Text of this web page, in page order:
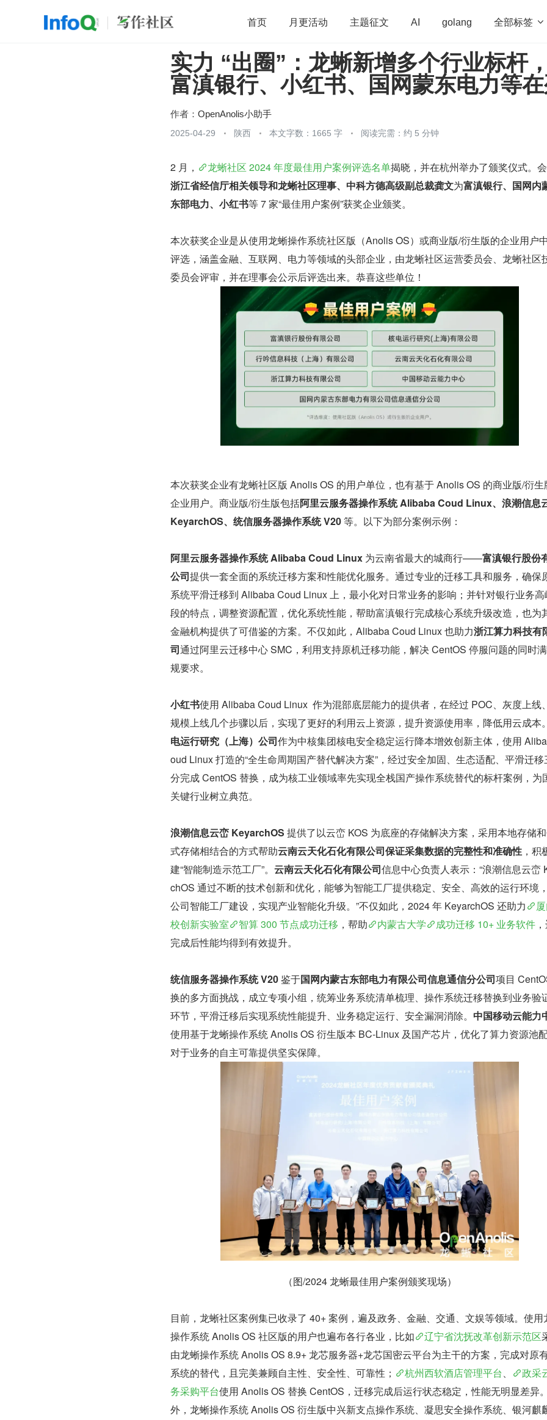
首页 月更活动 主题征文 AI golang 全部标签 
开源 架构 OpenHarmony 算法 学习方法 Web3.0
团队管理 程序员 运维 深度思考 低代码 redis
实力 “出圈”：龙蜥新增多个行业标杆，
富滇银行、小红书、国网蒙东电力等在
作者： OpenAnolis小助手
2025-04-29 陕西 本文字数：1665 字 阅读完需：约 5 分钟
2 月， 龙蜥社区 2024 年度最佳用户案例评选名单揭晓，并在杭州举办了颁奖仪式。会
浙江省经信厅相关领导和龙蜥社区理事、中科方德高级副总裁龚文为富滇银行、国网内
东部电力、小红书等 7 家“最佳用户案例”获奖企业颁奖。
本次获奖企业是从使用龙蜥操作系统社区版（Anolis OS）或商业版/衍生版的企业用户
评选，涵盖金融、互联网、电力等领域的头部企业，由龙蜥社区运营委员会、龙蜥社区
委员会评审，并在理事会公示后评选出来。恭喜这些单位！
本次获奖企业有龙蜥社区版 Anolis OS 的用户单位，也有基于 Anolis OS 的商业版/衍生
企业用户。商业版/衍生版包括阿里云服务器操作系统 Alibaba Coud Linux、浪潮信息
KeyarchOS、统信服务器操作系统 V20 等。以下为部分案例示例：
阿里云服务器操作系统 Alibaba Coud Linux 为云南省最大的城商行——富滇银行股份
公司提供一套全面的系统迁移方案和性能优化服务。通过专业的迁移工具和服务，确保
系统平滑迁移到 Alibaba Coud Linux 上，最小化对日常业务的影响；并针对银行业务
段的特点，调整资源配置，优化系统性能，帮助富滇银行完成核心系统升级改造，也为
金融机构提供了可借鉴的方案。不仅如此，Alibaba Coud Linux 也助力浙江算力科技有
司通过阿里云迁移中心 SMC，利用支持原机迁移功能，解决 CentOS 停服问题的同时
规要求。
小红书使用 Alibaba Coud Linux  作为混部底层能力的提供者，在经过 POC、灰度上线
规模上线几个步骤以后，实现了更好的利用云上资源，提升资源使用率，降低用云成本。
电运行研究（上海）公司作为中核集团核电安全稳定运行降本增效创新主体，使用
oud Linux 打造的“全生命周期国产替代解决方案”，经过安全加固、生态适配、平滑迁移
分完成 CentOS 替换，成为核工业领域率先实现全栈国产操作系统替代的标杆案例，为
关键行业树立典范。
浪潮信息云峦 KeyarchOS 提供了以云峦 KOS 为底座的存储解决方案，采用本地存储
式存储相结合的方式帮助云南云天化石化有限公司保证采集数据的完整性和准确性 ，积
建“智能制造示范工厂”。 云南云天化石化有限公司信息中心负责人表示：“浪潮信息云峦
chOS 通过不断的技术创新和优化，能够为智能工厂提供稳定、安全、高效的运行环境
公司智能工厂建设，实现产业智能化升级。”不仅如此，2024 年 KeyarchOS 还助力
校创新实验室
智算 300 节点成功迁移 ，帮助 内蒙古大学 成功迁移 10+ 业务软件
完成后性能均得到有效提升。
统信服务器操作系统 V20 鉴于国网内蒙古东部电力有限公司信息通信分公司项目
换的多方面挑战，成立专项小组，统筹业务系统清单梳理、操作系统迁移替换到业务验
环节，平滑迁移后实现系统性能提升、业务稳定运行、安全漏洞消除。 中国移动云能力
使用基于龙蜥操作系统 Anolis OS 衍生版本 BC-Linux 及国产芯片，优化了算力资源池配
对于业务的自主可靠提供坚实保障。
（图/2024 龙蜥最佳用户案例颁奖现场）
目前，龙蜥社区案例集已收录了 40+ 案例，遍及政务、金融、交通、文娱等领域。使用
操作系统 Anolis OS 社区版的用户也遍布各行各业，比如
辽宁省沈抚改革创新示范区
由龙蜥操作系统 Anolis OS 8.9+ 龙芯服务器+龙芯国密云平台为主干的方案，完成对原
系统的替代，且完美兼顾自主性、安全性、可靠性；
杭州西软酒店管理平台、
政采
务采购平台使用 Anolis OS 替换 CentOS，迁移完成后运行状态稳定，性能无明显差异
外，龙蜥操作系统 Anolis OS 衍生版中兴新支点操作系统、凝思安全操作系统、银河麒